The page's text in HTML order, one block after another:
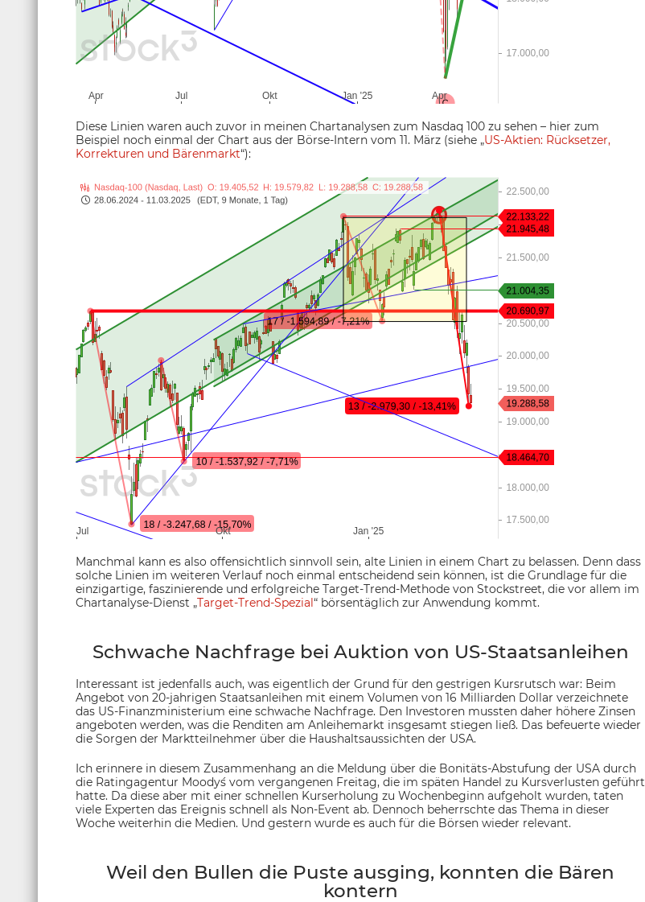
Diese Linien waren auch zuvor in meinen Chartanalysen zum Nasdaq 100 zu sehen – hier zum
Beispiel noch einmal der Chart aus der Börse-Intern vom 11. März (siehe „US-Aktien: Rücksetzer,
Korrekturen und Bärenmarkt“):
Manchmal kann es also offensichtlich sinnvoll sein, alte Linien in einem Chart zu belassen. Denn dass
solche Linien im weiteren Verlauf noch einmal entscheidend sein können, ist die Grundlage für die
einzigartige, faszinierende und erfolgreiche Target-Trend-Methode von Stockstreet, die vor allem im
Chartanalyse-Dienst „Target-Trend-Spezial“ börsentäglich zur Anwendung kommt.
Schwache Nachfrage bei Auktion von US-Staatsanleihen
Interessant ist jedenfalls auch, was eigentlich der Grund für den gestrigen Kursrutsch war: Beim
Angebot von 20-jahrigen Staatsanleihen mit einem Volumen von 16 Milliarden Dollar verzeichnete
das US-Finanzministerium eine schwache Nachfrage. Den Investoren mussten daher höhere Zinsen
angeboten werden, was die Renditen am Anleihemarkt insgesamt stiegen ließ. Das befeuerte wieder
die Sorgen der Marktteilnehmer über die Haushaltsaussichten der USA.
Ich erinnere in diesem Zusammenhang an die Meldung über die Bonitäts-Abstufung der USA durch
die Ratingagentur Moody´s vom vergangenen Freitag, die im späten Handel zu Kursverlusten geführt
hatte. Da diese aber mit einer schnellen Kurserholung zu Wochenbeginn aufgeholt wurden, taten
viele Experten das Ereignis schnell als Non-Event ab. Dennoch beherrschte das Thema in dieser
Woche weiterhin die Medien. Und gestern wurde es auch für die Börsen wieder relevant.
Weil den Bullen die Puste ausging, konnten die Bären
kontern